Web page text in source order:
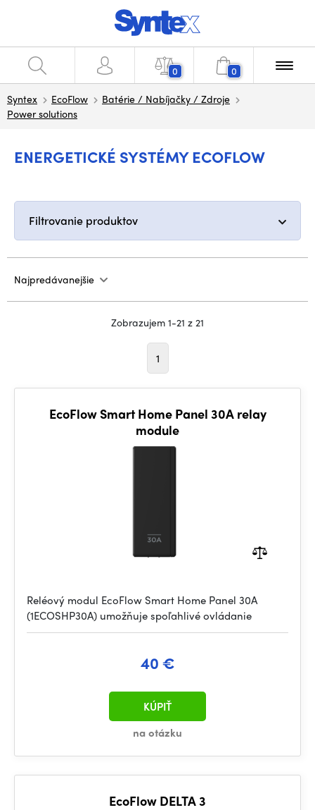
0 0
Syntex EcoFlow
Batérie / Nabíjačky / Zdroje
Power solutions
ENERGETICKÉ SYSTÉMY ECOFLOW
Filtrovanie produktov
Najpredávanejšie
Zobrazujem 1-21 z 21
1
EcoFlow Smart Home Panel 30A relay
module
Reléový modul EcoFlow Smart Home Panel 30A
(1ECOSHP30A) umožňuje spoľahlivé ovládanie
40 €
na otázku
KÚPIŤ
EcoFlow DELTA 3